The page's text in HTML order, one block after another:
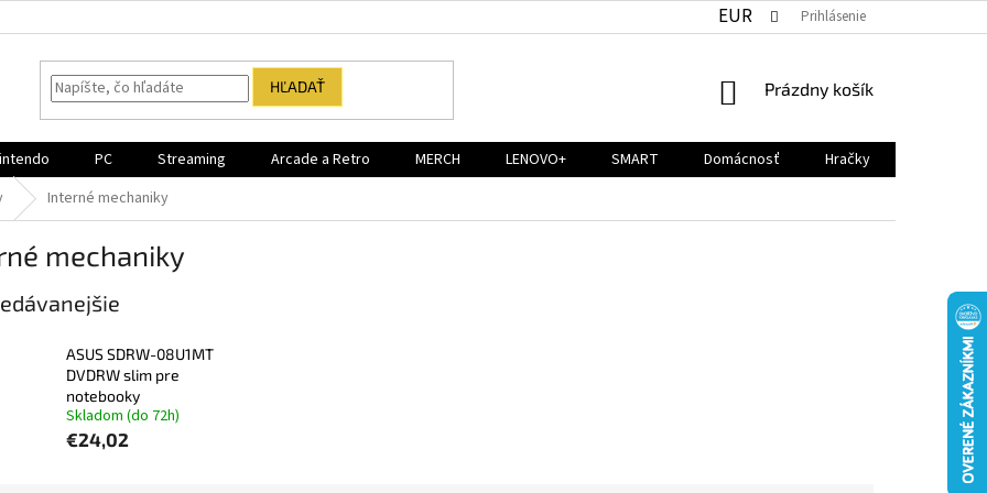
EUR Prihlásenie
HĽADAŤ
NÁKUPNÝ
Prázdny košík
PC Streaming Arcade a Retro MERCH LENOVO+ SMART Domácnosť
Hračky
Interné mechaniky
mechaniky
ASUS SDRW-08U1MT
DVDRW slim pre
notebooky
Skladom (do 72h)
€24,02